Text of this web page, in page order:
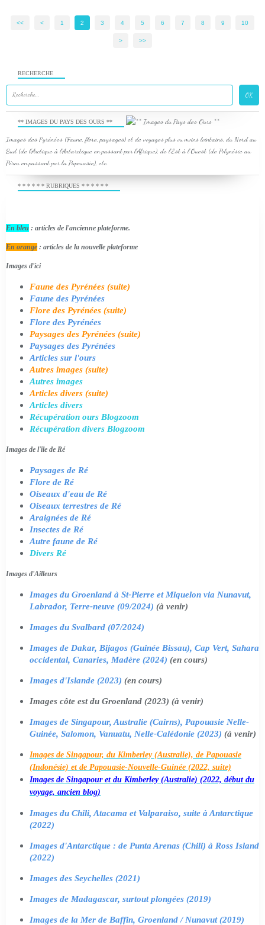
<< < 1 2 3 4 5 6 7 8 9 10
> >>
RECHERCHE
** IMAGES DU PAYS DES OURS **
Images des Pyrénées (Faune, flore, paysages) et de voyages plus ou moins lointains, du Nord au
Sud (de l'Arctique à l'Antarctique en passant par l'Afrique), de l'Est à l'Ouest (de Polynésie au
Pérou en passant par la Papouasie), etc.
* * * * * * RUBRIQUES * * * * * *
En bleu : articles de l'ancienne plateforme.
En orange : articles de la nouvelle plateforme
Images d'ici
Faune des Pyrénées (suite)
Faune des Pyrénées
Flore des Pyrénées (suite)
Flore des Pyrénées
Paysages des Pyrénées (suite)
Paysages des Pyrénées
Articles sur l'ours
Autres images (suite)
Autres images
Articles divers (suite)
Articles divers
Récupération ours Blogzoom
Récupération divers Blogzoom
Images de l'île de Ré
Paysages de Ré
Flore de Ré
Oiseaux d'eau de Ré
Oiseaux terrestres de Ré
Araignées de Ré
Insectes de Ré
Autre faune de Ré
Divers Ré
Images d'Ailleurs
Images du Groenland à St-Pierre et Miquelon via Nunavut,
Labrador, Terre-neuve (09/2024) (à venir)
Images du Svalbard (07/2024)
Images de Dakar, Bijagos (Guinée Bissau), Cap Vert, Sahara
occidental, Canaries, Madère (2024) (en cours)
Images d'Islande (2023) (en cours)
Images côte est du Groenland (2023) (à venir)
Images de Singapour, Australie (Cairns), Papouasie Nelle-
Guinée, Salomon, Vanuatu, Nelle-Calédonie (2023) (à venir)
Images de Singapour, du Kimberley (Australie), de Papouasie
(Indonésie) et de Papouasie-Nouvelle-Guinée (2022, suite)
Images de Singapour et du Kimberley (Australie) (2022, début du
voyage, ancien blog)
Images du Chili, Atacama et Valparaiso, suite à Antarctique
(2022)
Images d'Antarctique : de Punta Arenas (Chili) à Ross Island
(2022)
Images des Seychelles (2021)
Images de Madagascar, surtout plongées (2019)
Images de la Mer de Baffin, Groenland / Nunavut (2019)